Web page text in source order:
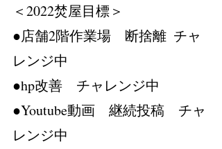
＜2022焚屋目標＞
●店舗2階作業場　断捨離  チャ
レンジ中
●hp改善　チャレンジ中
●Youtube動画　継続投稿　チャ
レンジ中